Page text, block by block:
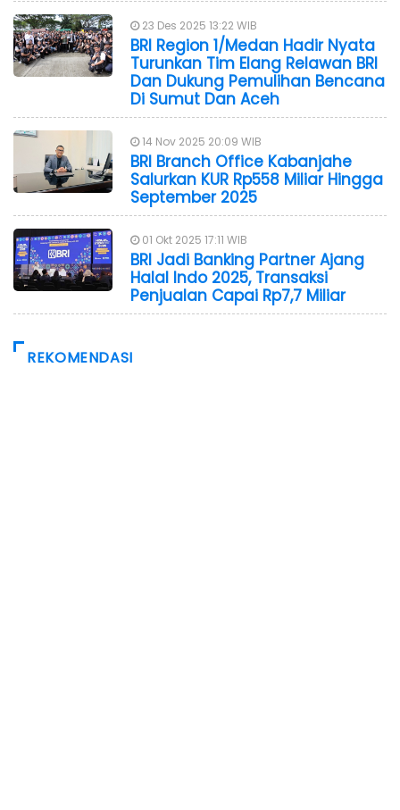
23 Des 2025 13:22 WIB
BRI Region 1/Medan Hadir Nyata
Turunkan Tim Elang Relawan BRI
Dan Dukung Pemulihan Bencana
Di Sumut Dan Aceh
14 Nov 2025 20:09 WIB
BRI Branch Office Kabanjahe
Salurkan KUR Rp558 Miliar Hingga
September 2025
01 Okt 2025 17:11 WIB
BRI Jadi Banking Partner Ajang
Halal Indo 2025, Transaksi
Penjualan Capai Rp7,7 Miliar
REKOMENDASI